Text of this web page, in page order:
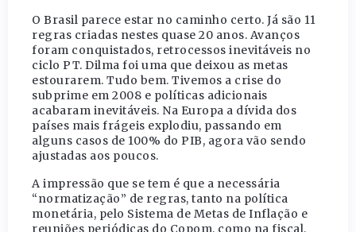
O Brasil parece estar no caminho certo. Já são 11
regras criadas nestes quase 20 anos. Avanços
foram conquistados, retrocessos inevitáveis no
ciclo PT. Dilma foi uma que deixou as metas
estourarem. Tudo bem. Tivemos a crise do
subprime em 2008 e políticas adicionais
acabaram inevitáveis. Na Europa a dívida dos
países mais frágeis explodiu, passando em
alguns casos de 100% do PIB, agora vão sendo
ajustadas aos poucos.
A impressão que se tem é que a necessária
“normatização” de regras, tanto na política
monetária, pelo Sistema de Metas de Inflação e
reuniões periódicas do Copom, como na fiscal,